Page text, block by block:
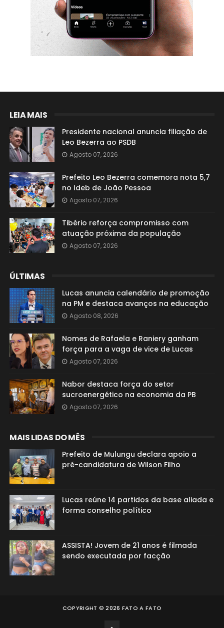
LEIA MAIS
Presidente nacional anuncia filiação de
Leo Bezerra ao PSDB
Agosto 07, 2026
Prefeito Leo Bezerra comemora nota 5,7
no Ideb de João Pessoa
Agosto 07, 2026
Tibério reforça compromisso com
atuação próxima da população
Agosto 07, 2026
ÚLTIMAS
Lucas anuncia calendário de promoção
na PM e destaca avanços na educação
Agosto 08, 2026
Nomes de Rafaela e Raniery ganham
força para a vaga de vice de Lucas
Agosto 07, 2026
Nabor destaca força do setor
sucroenergético na economia da PB
Agosto 07, 2026
MAIS LIDAS DO MÊS
Prefeito de Mulungu declara apoio a
pré-candidatura de Wilson Filho
Lucas reúne 14 partidos da base aliada e
forma conselho político
ASSISTA! Jovem de 21 anos é filmada
sendo executada por facção
COPYRIGHT ©2026 FATO A FATO